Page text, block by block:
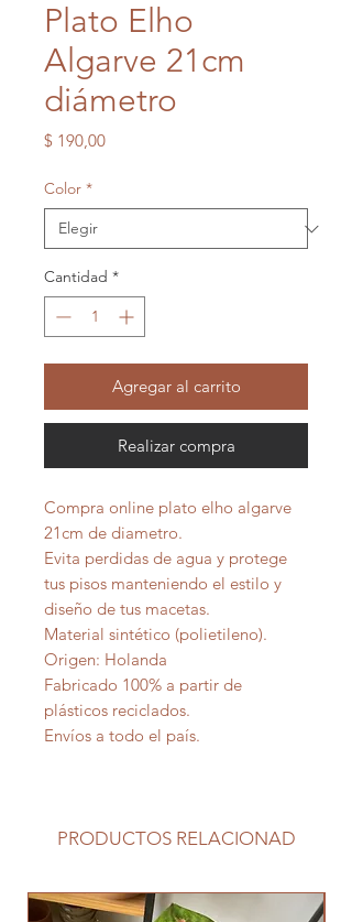
Plato Elho
Algarve 21cm
diámetro
$ 190,00Precio
Color *
Cantidad *
Agregar al carrito
Realizar compra
Compra online plato elho algarve
21cm de diametro.
Evita perdidas de agua y protege
tus pisos manteniendo el estilo y
diseño de tus macetas.
Material sintético (polietileno).
Origen: Holanda
Fabricado 100% a partir de
plásticos reciclados.
Envíos a todo el país.
PRODUCTOS RELACIONAD